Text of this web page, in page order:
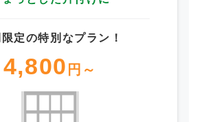
定の特別なプラン！
4,800 円～